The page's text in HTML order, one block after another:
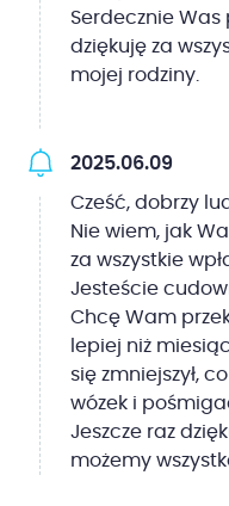
Serdecznie Was
dziękuję za
mojej rodziny.
2025.06.09
Cześć, dobrzy
Nie wiem, jak
za wszystkie
Jesteście
Chcę Wam
lepiej niż
się zmniejszył,
wózek i
Jeszcze raz
możemy